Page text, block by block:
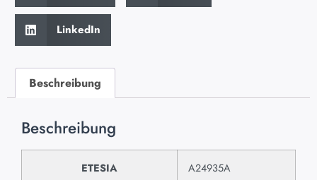
LinkedIn
Beschreibung
Beschreibung
ETESIA A24935A